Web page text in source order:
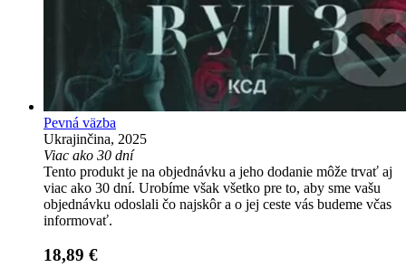
Pevná väzba
Ukrajinčina, 2025
Viac ako 30 dní
Tento produkt je na objednávku a jeho dodanie môže trvať aj
viac ako 30 dní. Urobíme však všetko pre to, aby sme vašu
objednávku odoslali čo najskôr a o jej ceste vás budeme včas
informovať.
18,89 €